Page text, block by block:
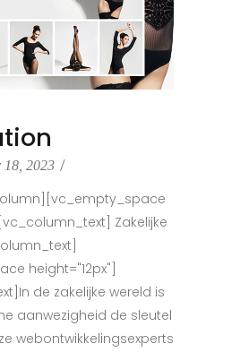
18, 2023
Zakelijke
height="12px"]
de zakelijke wereld is
aanwezigheid de sleutel
webontwikkelingsexperts